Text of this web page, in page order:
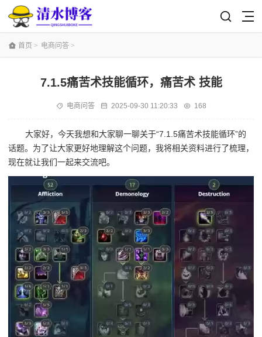
首页 > 电商问答 >
7.1.5痛苦术技能循环，痛苦术 技能
电商问答 2025-09-30 11:20:33 168
大家好，今天我想和大家聊一聊关于“7.1.5痛苦术技能循环”的
话题。为了让大家更好地理解这个问题，我将相关资料进行了梳理，
现在就让我们一起来交流吧。